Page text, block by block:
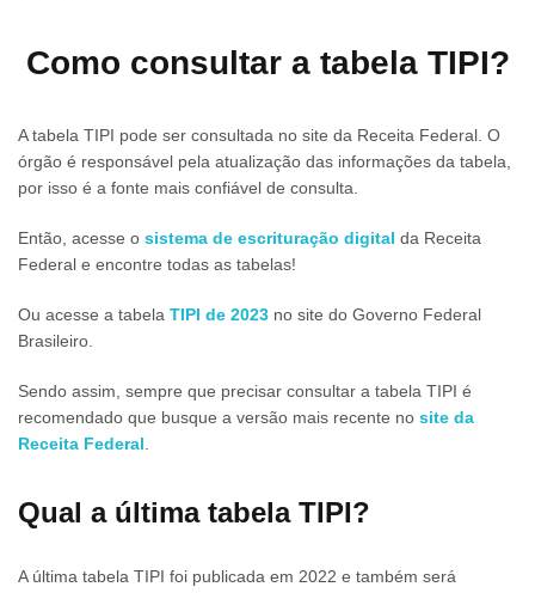
Como consultar a tabela TIPI?
A tabela TIPI pode ser consultada no site da Receita Federal. O
órgão é responsável pela atualização das informações da tabela,
por isso é a fonte mais confiável de consulta.
Então, acesse o sistema de escrituração digital da Receita
Federal e encontre todas as tabelas!
Ou acesse a tabela TIPI de 2023 no site do Governo Federal
Brasileiro.
Sendo assim, sempre que precisar consultar a tabela TIPI é
recomendado que busque a versão mais recente no site da
Receita Federal.
Qual a última tabela TIPI?
A última tabela TIPI foi publicada em 2022 e também será